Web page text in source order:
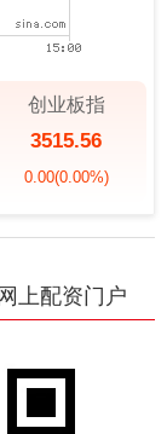
创业板指
3515.56
0.00(0.00%)
上配资门户